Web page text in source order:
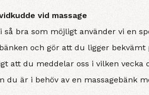
vid massage
så bra som möjligt använder vi en
och gör att du ligger bekvämt
att du meddelar oss i vilken vecka
är i behöv av en massagebänk